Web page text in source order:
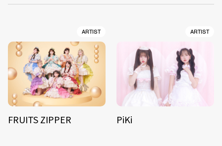
ARTIST
FRUITS ZIPPER
ARTIST
PiKi